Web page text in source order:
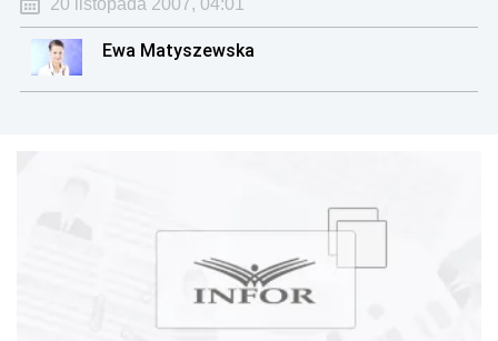
20 listopada 2007, 04:01
Ewa Matyszewska